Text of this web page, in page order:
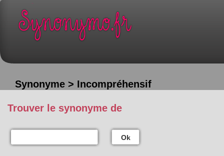
Synonyme > Incompréhensif
Trouver le synonyme de
Ok